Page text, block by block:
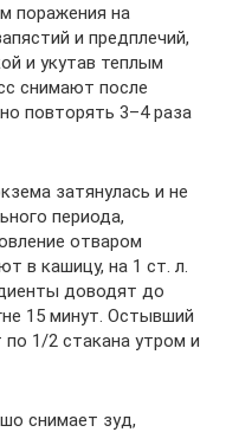
поражения на
и предплечий,
и укутав теплым
снимают после
повторять 3–4 раза
затянулась и не
периода,
отваром
в кашицу, на 1 ст. л.
доводят до
15 минут. Остывший
1/2 стакана утром и
снимает зуд,